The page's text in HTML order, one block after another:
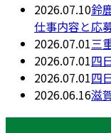
2026.07.10鈴
仕事内容と応
2026.07.01三
2026.07.01四
2026.07.01四
2026.06.16滋